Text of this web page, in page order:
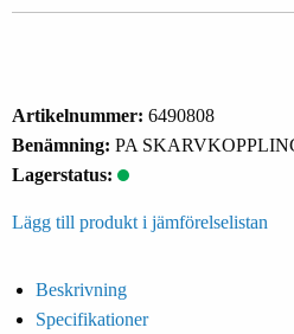
Artikelnummer: 6490808
Benämning: PA
Lagerstatus:
Lägg till produkt i jämförelselistan
Beskrivning
Specifikationer